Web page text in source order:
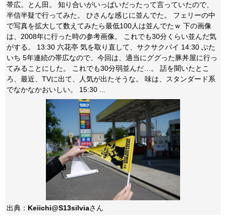
帯広。とん田。 知り合いがいっぱいだったって言っていたので、
半信半疑で行ってみた。 ひさんな感じに並んでた。 フェリーの中
で写真を拡大して数えてみたら最低100人は並んでたｗ 下の画像
は、2008年に行った時の参考画像。 これでも30分くらい並んだ気
がする。 13:30 六花亭 気を取り直して、サクサクパイ 14:30 ぶた
いち 5年連続の帯広なので、今回は、適当にググった豚丼屋に行っ
てみることにした。 これでも30分弱並んだ…。 話を聞いたとこ
ろ、最近、TVに出て、人気が出たそうな。 味は、スタンダード系
でなかなかおいしい。 15:30 ...
出典： Keiichi@S13silviaさん